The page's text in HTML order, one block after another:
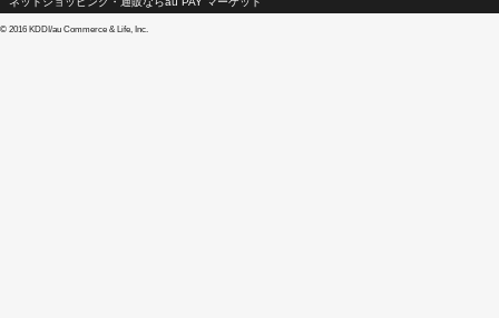
© 2016 KDDI/au Commerce & Life, Inc.